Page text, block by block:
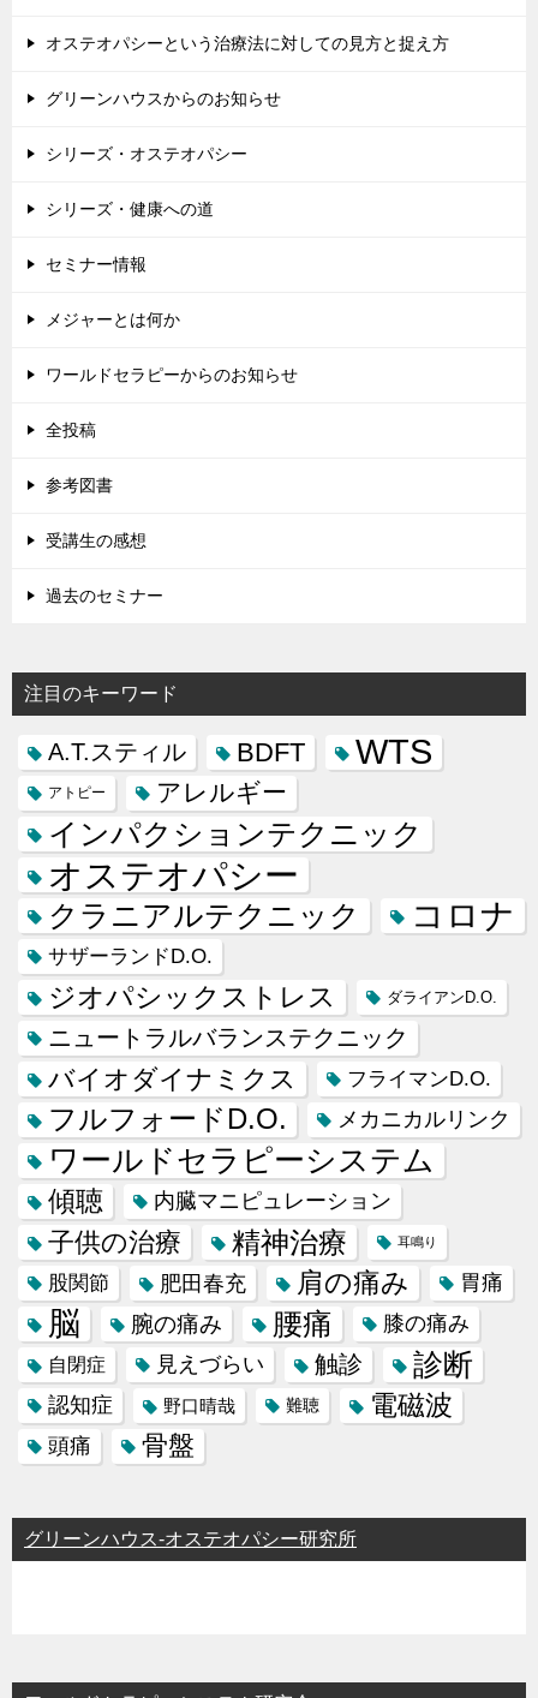
オステオパシーという治療法に対しての見方と捉え方
グリーンハウスからのお知らせ
シリーズ・オステオパシー
シリーズ・健康への道
セミナー情報
メジャーとは何か
ワールドセラピーからのお知らせ
全投稿
参考図書
受講生の感想
過去のセミナー
注目のキーワード
A.T.スティル BDFT WTS
アトピー アレルギー
インパクションテクニック
オステオパシー
クラニアルテクニック コロナ
サザーランドD.O.
ジオパシックストレス ダライアンD.O.
ニュートラルバランステクニック
バイオダイナミクス フライマンD.O.
フルフォードD.O. メカニカルリンク
ワールドセラピーシステム
傾聴 内臓マニピュレーション
子供の治療 精神治療 耳鳴り
股関節 肥田春充 肩の痛み 胃痛
脳 腕の痛み 腰痛 膝の痛み
自閉症 見えづらい 触診 診断
認知症 野口晴哉 難聴 電磁波
頭痛 骨盤
グリーンハウス-オステオパシー研究所